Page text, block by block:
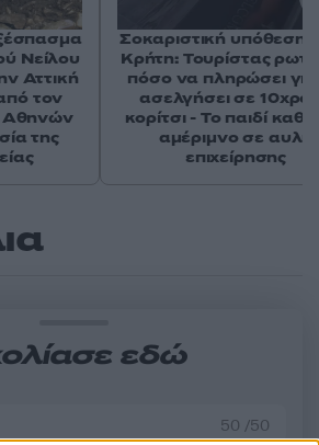
εδώ
50 /50
Νείλου
Αττική
τον
Αθηνών
της
Σοκαριστική υπόθεση
Κρήτη: Τουρίστας
πόσο να πληρώσει
ασελγήσει σε
κορίτσι - Το παιδί
αμέριμνο σε αυλή
επιχείρησης